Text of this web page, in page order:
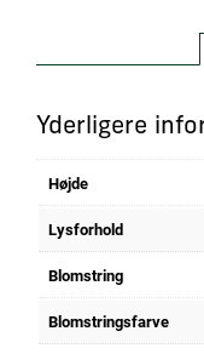
Yderligere
Højde
Lysforhold
Blomstring
Blomstringsfarve